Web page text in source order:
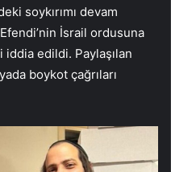
soykırımı devam
İsrail ordusuna
edildi. Paylaşılan
boykot çağrıları